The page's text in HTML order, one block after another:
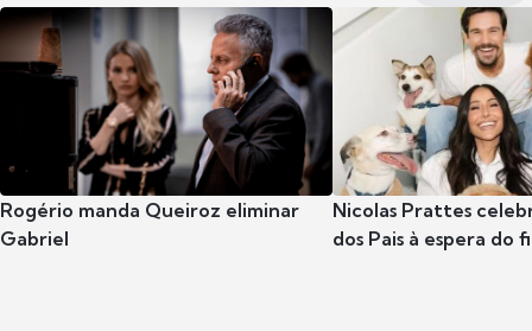
Rogério manda Queiroz eliminar
Gabriel
Nicolas Prattes
dos Pais à espera do